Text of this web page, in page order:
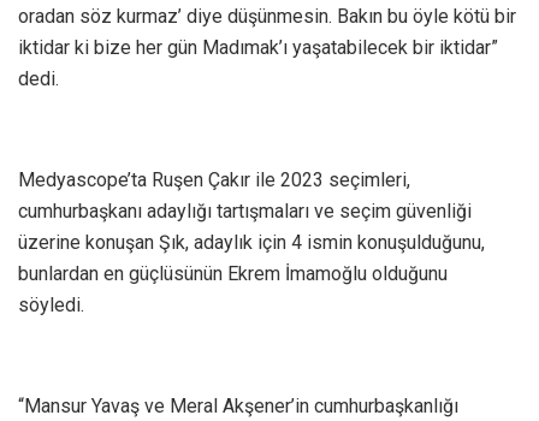
oradan söz kurmaz’ diye düşünmesin. Bakın bu öyle kötü bir
iktidar ki bize her gün Madımak’ı yaşatabilecek bir iktidar”
dedi.
Medyascope’ta Ruşen Çakır ile 2023 seçimleri,
cumhurbaşkanı adaylığı tartışmaları ve seçim güvenliği
üzerine konuşan Şık, adaylık için 4 ismin konuşulduğunu,
bunlardan en güçlüsünün Ekrem İmamoğlu olduğunu
söyledi.
“Mansur Yavaş ve Meral Akşener’in cumhurbaşkanlığı